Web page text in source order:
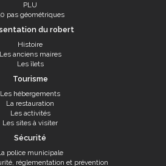
PLU
pas géométriques
du robert
Histoire
Les anciens maires
Les îlets
Tourisme
Les hébergements
La restauration
Les activités
Les sites à visiter
Sécurité
police municipale
réglementation et prévention